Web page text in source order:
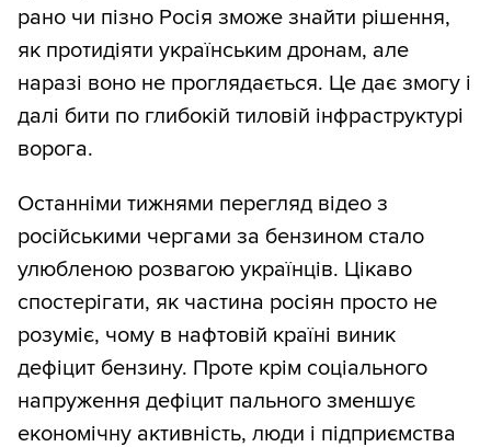
рано чи пізно Росія зможе знайти рішення,
як протидіяти українським дронам, але
наразі воно не проглядається. Це дає змогу і
далі бити по глибокій тиловій інфраструктурі
ворога.
Останніми тижнями перегляд відео з
російськими чергами за бензином стало
улюбленою розвагою українців. Цікаво
спостерігати, як частина росіян просто не
розуміє, чому в нафтовій країні виник
дефіцит бензину. Проте крім соціального
напруження дефіцит пального зменшує
економічну активність, люди і підприємства